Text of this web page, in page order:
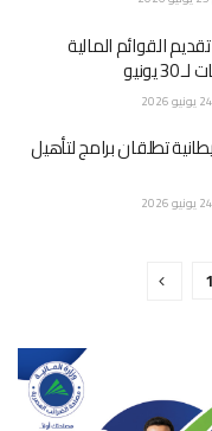
القوائم المالية
تطلقان برامج لتأهيل